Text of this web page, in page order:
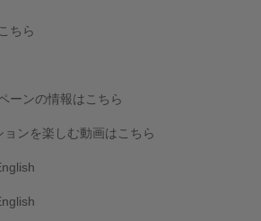
ちら
ーンの情報はこちら
ョンを楽しむ動画はこちら